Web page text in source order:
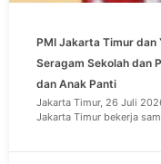
PMI Jakarta Timur dan
Seragam Sekolah dan
dan Anak Panti
Jakarta Timur, 26 Juli
Jakarta Timur bekerja